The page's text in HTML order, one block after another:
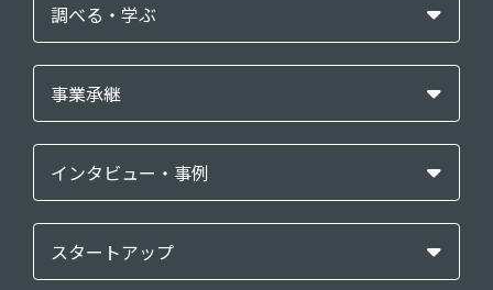
調べる・学ぶ
事業承継
インタビュー・事例
スタートアップ